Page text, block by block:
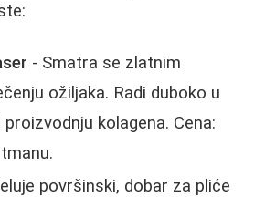
- Smatra se zlatnim
ožiljaka. Radi duboko u
kolagena. Cena:
površinski, dobar za pliće